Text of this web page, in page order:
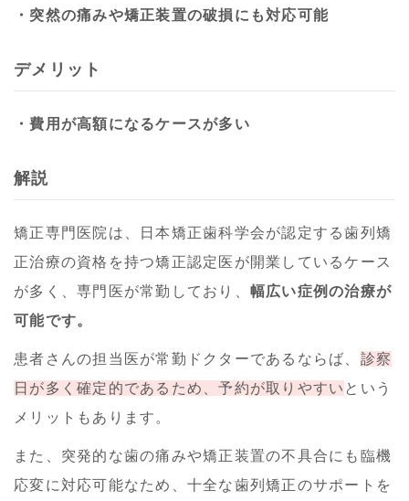
・突然の痛みや矯正装置の破損にも対応可能
デメリット
・費用が高額になるケースが多い
解説
矯正専門医院は、日本矯正歯科学会が認定する歯列矯
正治療の資格を持つ矯正認定医が開業しているケース
が多く、専門医が常勤しており、 幅広い症例の治療が
可能です。
患者さんの担当医が常勤ドクターであるならば、 診察
日が多く確定的であるため、予約が取りやすい という
メリットもあります。
また、突発的な歯の痛みや矯正装置の不具合にも臨機
応変に対応可能なため、十全な歯列矯正のサポートを